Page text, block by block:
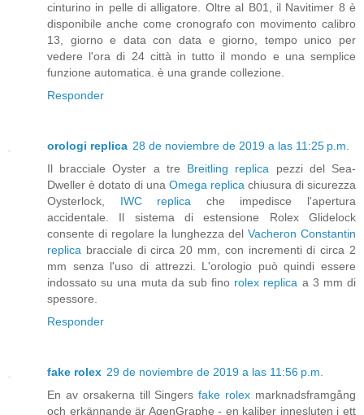
cinturino in pelle di alligatore. Oltre al B01, il Navitimer 8 è
disponibile anche come cronografo con movimento calibro
13, giorno e data con data e giorno, tempo unico per
vedere l'ora di 24 città in tutto il mondo e una semplice
funzione automatica. è una grande collezione.
Responder
orologi replica 28 de noviembre de 2019 a las 11:25 p.m.
Il bracciale Oyster a tre Breitling replica pezzi del Sea-
Dweller è dotato di una Omega replica chiusura di sicurezza
Oysterlock, IWC replica che impedisce l'apertura
accidentale. Il sistema di estensione Rolex Glidelock
consente di regolare la lunghezza del Vacheron Constantin
replica bracciale di circa 20 mm, con incrementi di circa 2
mm senza l'uso di attrezzi. L'orologio può quindi essere
indossato su una muta da sub fino rolex replica a 3 mm di
spessore.
Responder
fake rolex 29 de noviembre de 2019 a las 11:56 p.m.
En av orsakerna till Singersfake rolex marknadsframgång
och erkännande är AgenGraphe - en kaliber innesluten i ett